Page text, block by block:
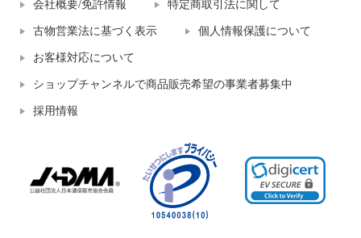
会社概要/免許情報 特定商取引法に関して
古物営業法に基づく表示 個人情報保護について
お客様対応について
ショップチャンネルで商品販売希望の事業者募集中
採用情報